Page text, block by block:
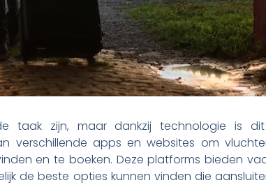
taak zijn, maar dankzij technologie is dit
verschillende apps en websites om
en te boeken. Deze platforms bieden
de beste opties kunnen vinden die